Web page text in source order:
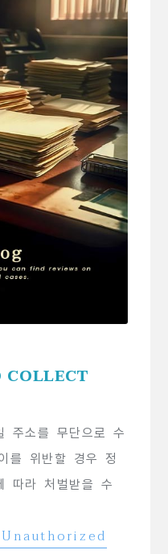
COLLECT
주소를 무단으로 수
를 위반할 경우 정
따라 처벌받을 수